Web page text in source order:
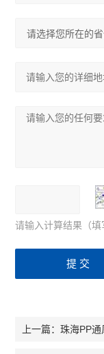
请输入计算结果（
上一篇：珠海PP通